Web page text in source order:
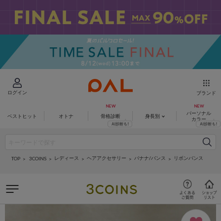
ログイン ブランド
ベストヒット オトナ 骨格診断 身長別
パーソナル
カラー
TOP 3COINS レディース ヘアアクセサリー バナナ/バンス リボンバンス